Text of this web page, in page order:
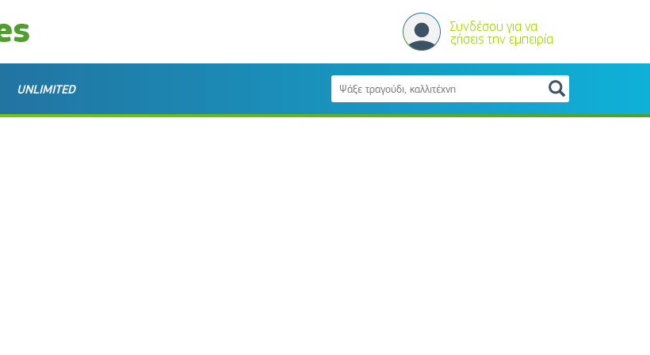
Συνδέσου για να
ζήσεις την εμπειρία
UNLIMITED